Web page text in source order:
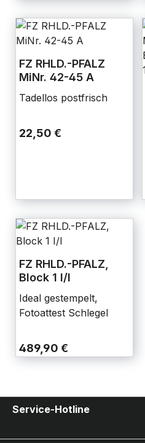
FZ RHLD.-PFALZ
MiNr. 42-45 A
Tadellos postfrisch
22,50 €
FZ RHLD.-PFALZ,
Block 1 I/I
Ideal gestempelt,
Fotoattest Schlegel
489,90 €
Service-Hotline